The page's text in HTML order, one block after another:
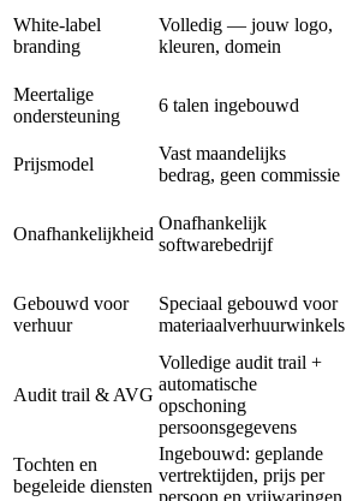
White-label
branding
Volledig — jouw logo,
kleuren, domein
Meertalige
ondersteuning
6 talen ingebouwd
Prijsmodel
Vast maandelijks
bedrag, geen commissie
Onafhankelijkheid
Onafhankelijk
softwarebedrijf
Gebouwd voor
verhuur
Speciaal gebouwd voor
materiaalverhuurwinkels
Audit trail & AVG
Volledige audit trail +
automatische
opschoning
persoonsgegevens
Tochten en
begeleide diensten
Ingebouwd: geplande
vertrektijden, prijs per